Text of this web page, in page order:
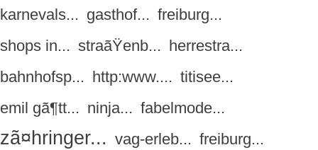
karnevals... gasthof... freiburg...
shops in... straãŸenb... herrestra...
bahnhofsp... http:www.... titisee...
emil gã¶tt... ninja... fabelmode...
zã¤hringer... vag-erleb... freiburg...